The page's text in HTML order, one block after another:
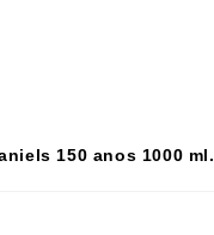
150 anos 1000 ml.